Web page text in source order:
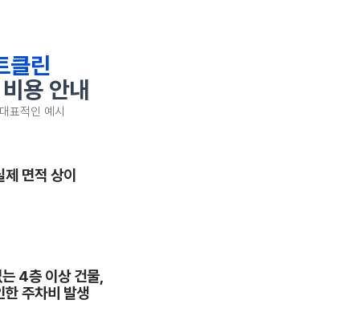
클린
용 안내
표적인 예시
면적 상이
4층 이상 건물,
한 주차비 발생